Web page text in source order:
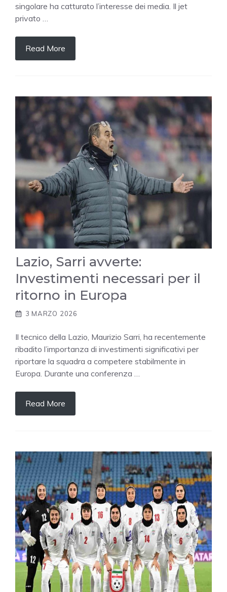
singolare ha catturato l’interesse dei media. Il jet
privato …
Read More
Lazio, Sarri avverte:
Investimenti necessari per il
ritorno in Europa
3 MARZO 2026
Il tecnico della Lazio, Maurizio Sarri, ha recentemente
ribadito l’importanza di investimenti significativi per
riportare la squadra a competere stabilmente in
Europa. Durante una conferenza …
Read More